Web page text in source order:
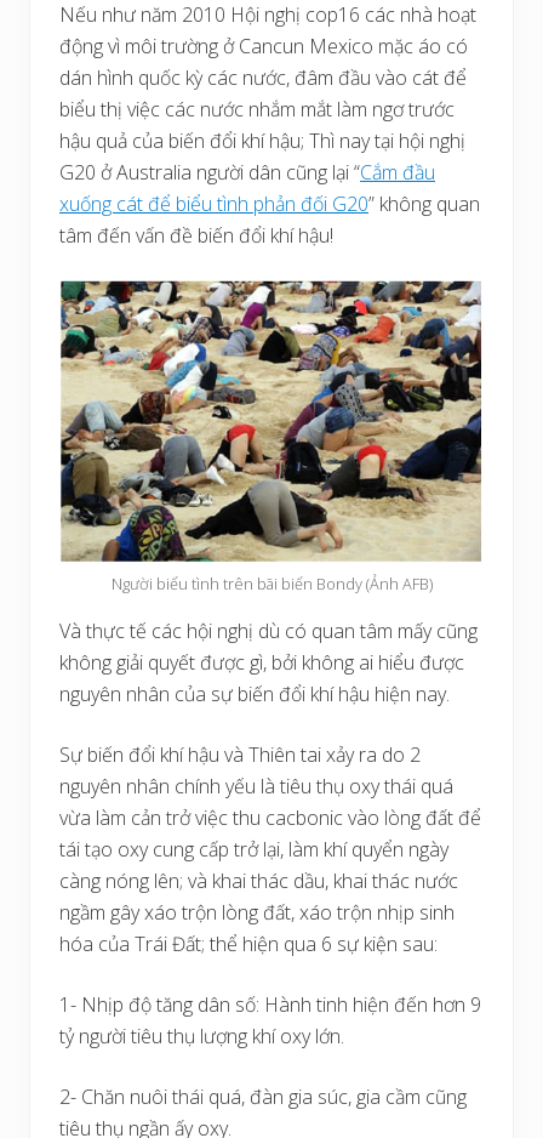
Nếu như năm 2010 Hội nghị cop16 các nhà hoạt
động vì môi trường ở Cancun Mexico mặc áo có
dán hình quốc kỳ các nước, đâm đầu vào cát để
biểu thị việc các nước nhắm mắt làm ngơ trước
hậu quả của biến đổi khí hậu; Thì nay tại hội nghị
G20 ở Australia người dân cũng lại “Cắm đầu
xuống cát để biểu tình phản đối G20” không quan
tâm đến vấn đề biến đổi khí hậu!
Người biểu tình trên bãi biển Bondy (Ảnh AFB)
Và thực tế các hội nghị dù có quan tâm mấy cũng
không giải quyết được gì, bởi không ai hiểu được
nguyên nhân của sự biến đổi khí hậu hiện nay.
Sự biến đổi khí hậu và Thiên tai xảy ra do 2
nguyên nhân chính yếu là tiêu thụ oxy thái quá
vừa làm cản trở việc thu cacbonic vào lòng đất để
tái tạo oxy cung cấp trở lại, làm khí quyển ngày
càng nóng lên; và khai thác dầu, khai thác nước
ngầm gây xáo trộn lòng đất, xáo trộn nhịp sinh
hóa của Trái Đất; thể hiện qua 6 sự kiện sau:
1- Nhịp độ tăng dân số: Hành tinh hiện đến hơn 9
tỷ người tiêu thụ lượng khí oxy lớn.
2- Chăn nuôi thái quá, đàn gia súc, gia cầm cũng
tiêu thụ ngần ấy oxy.